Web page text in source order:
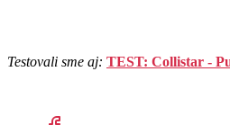
Testovali sme aj: TEST: Collistar -